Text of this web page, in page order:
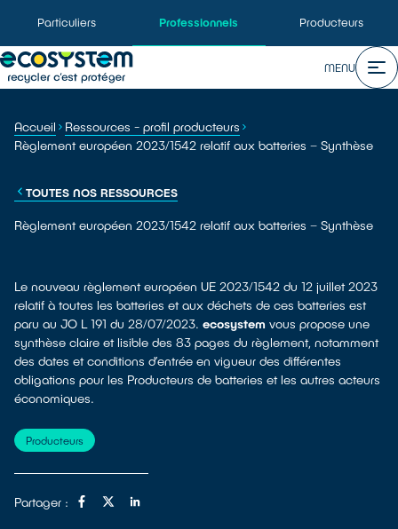
Particuliers Professionnels Producteurs
MENU
Accueil
Ressources - profil producteurs
Règlement européen 2023/1542 relatif aux batteries – Synthèse
TOUTES NOS RESSOURCES
Règlement européen 2023/1542 relatif aux batteries – Synthèse
Le nouveau règlement européen UE 2023/1542 du 12 juillet 2023
relatif à toutes les batteries et aux déchets de ces batteries est
paru au JO L 191 du 28/07/2023. ecosystem vous propose une
synthèse claire et lisible des 83 pages du règlement, notamment
des dates et conditions d’entrée en vigueur des différentes
obligations pour les Producteurs de batteries et les autres acteurs
économiques.
Producteurs
Partager :